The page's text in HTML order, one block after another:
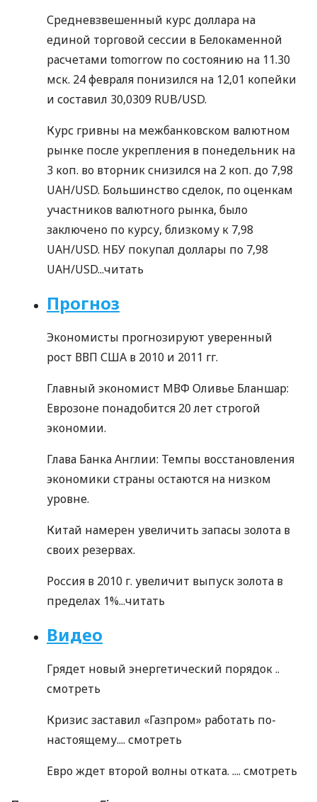
Средневзвешенный курс доллара на
единой торговой сессии в Белокаменной
расчетами tomorrow по состоянию на 11.30
мск. 24 февраля понизился на 12,01 копейки
и составил 30,0309 RUB/USD.
Курс гривны на межбанковском валютном
рынке после укрепления в понедельник на
3 коп. во вторник снизился на 2 коп. до 7,98
UAH/USD. Большинство сделок, по оценкам
участников валютного рынка, было
заключено по курсу, близкому к 7,98
UAH/USD. НБУ покупал доллары по 7,98
UAH/USD...читать
Прогноз
Экономисты прогнозируют уверенный
рост ВВП США в 2010 и 2011 гг.
Главный экономист МВФ Оливье Бланшар:
Еврозоне понадобится 20 лет строгой
экономии.
Глава Банка Англии: Темпы восстановления
экономики страны остаются на низком
уровне.
Китай намерен увеличить запасы золота в
своих резервах.
Россия в 2010 г. увеличит выпуск золота в
пределах 1%...читать
Видео
Грядет новый энергетический порядок ..
смотреть
Кризис заставил «Газпром» работать по-
настоящему.... смотреть
Евро ждет второй волны отката. .... смотреть